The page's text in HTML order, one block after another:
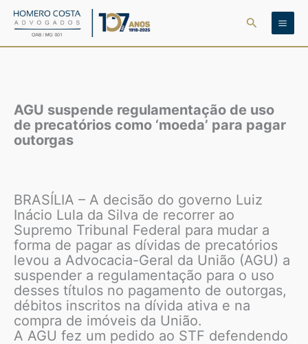
para
Pesquisar
AGU suspende regulamentação de uso
de precatórios como ‘moeda’ para pagar
outorgas
BRASÍLIA – A decisão do governo Luiz
Inácio Lula da Silva de recorrer ao
Supremo Tribunal Federal para mudar a
forma de pagar as dívidas de precatórios
levou a Advocacia-Geral da União (AGU) a
suspender a regulamentação para o uso
desses títulos no pagamento de outorgas,
débitos inscritos na dívida ativa e na
compra de imóveis da União.
A AGU fez um pedido ao STF defendendo